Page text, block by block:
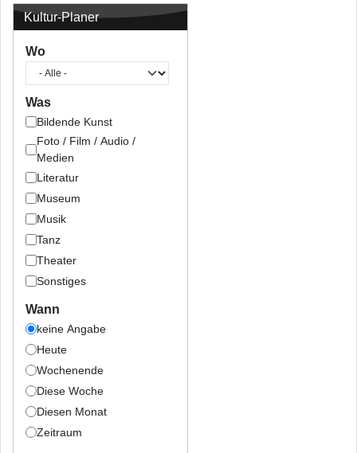
Kultur-Planer
Wo
Was
Bildende Kunst
Foto / Film / Audio /
Medien
Literatur
Museum
Musik
Tanz
Theater
Sonstiges
Wann
keine Angabe
Heute
Wochenende
Diese Woche
Diesen Monat
Zeitraum